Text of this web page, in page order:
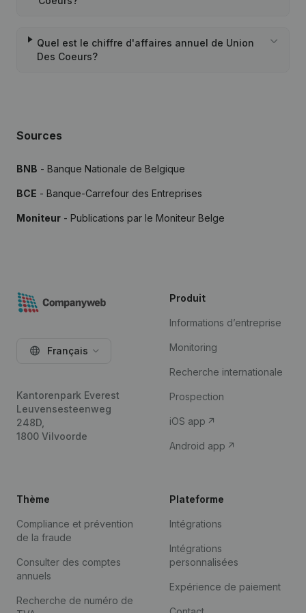
Quel est le chiffre d'affaires annuel de Union
Des Coeurs?
Sources
BNB - Banque Nationale de Belgique
BCE - Banque-Carrefour des Entreprises
Moniteur - Publications par le Moniteur Belge
Français
Kantorenpark Everest
Leuvensesteenweg
248D,
1800 Vilvoorde
Produit
Informations d’entreprise
Monitoring
Recherche internationale
Prospection
iOS app
Android app
Thème
Compliance et prévention
de la fraude
Consulter des comptes
annuels
Recherche de numéro de
Plateforme
Intégrations
Intégrations
personnalisées
Expérience de paiement